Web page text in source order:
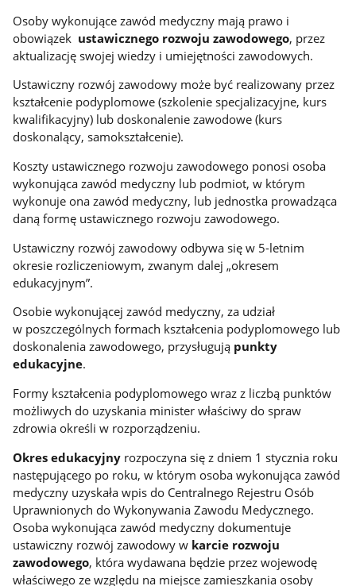
Osoby wykonujące zawód medyczny mają prawo i
obowiązek ustawicznego rozwoju zawodowego, przez
aktualizację swojej wiedzy i umiejętności zawodowych.
Ustawiczny rozwój zawodowy może być realizowany przez
kształcenie podyplomowe (szkolenie specjalizacyjne, kurs
kwalifikacyjny) lub doskonalenie zawodowe (kurs
doskonalący, samokształcenie).
Koszty ustawicznego rozwoju zawodowego ponosi osoba
wykonująca zawód medyczny lub podmiot, w którym
wykonuje ona zawód medyczny, lub jednostka prowadząca
daną formę ustawicznego rozwoju zawodowego.
Ustawiczny rozwój zawodowy odbywa się w 5-letnim
okresie rozliczeniowym, zwanym dalej „okresem
edukacyjnym”.
Osobie wykonującej zawód medyczny, za udział
w poszczególnych formach kształcenia podyplomowego lub
doskonalenia zawodowego, przysługują punkty
edukacyjne.
Formy kształcenia podyplomowego wraz z liczbą punktów
możliwych do uzyskania minister właściwy do spraw
zdrowia określi w rozporządzeniu.
Okres edukacyjny rozpoczyna się z dniem 1 stycznia roku
następującego po roku, w którym osoba wykonująca zawód
medyczny uzyskała wpis do Centralnego Rejestru Osób
Uprawnionych do Wykonywania Zawodu Medycznego.
Osoba wykonująca zawód medyczny dokumentuje
ustawiczny rozwój zawodowy w karcie rozwoju
zawodowego, która wydawana będzie przez wojewodę
właściwego ze względu na miejsce zamieszkania osoby